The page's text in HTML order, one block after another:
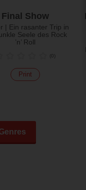
Final Show
| Ein rasanter Trip in
Seele des Rock
’n’ Roll
(0)
Print